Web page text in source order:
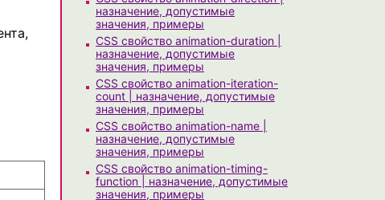
назначение, допустимые
значения, примеры
CSS свойство animation-duration |
назначение, допустимые
значения, примеры
CSS свойство animation-iteration-
count | назначение, допустимые
значения, примеры
CSS свойство animation-name |
назначение, допустимые
значения, примеры
CSS свойство animation-timing-
function | назначение, допустимые
значения, примеры